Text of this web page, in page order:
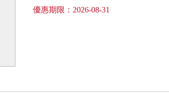
優惠期限：2026-08-31